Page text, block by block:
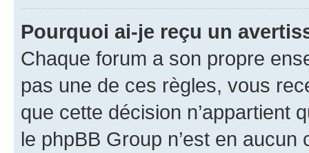
Pourquoi ai-je reçu un
Chaque forum a son propre
pas une de ces règles, vous
que cette décision n’appartient
le phpBB Group n’est en